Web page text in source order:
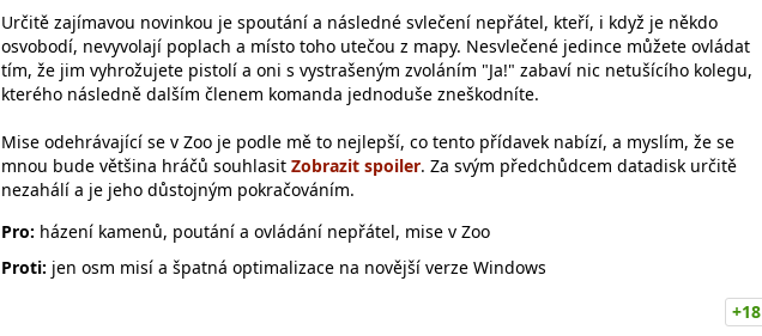
Určitě zajímavou novinkou je spoutání a následné svlečení nepřátel, kteří, i když je někdo
osvobodí, nevyvolají poplach a místo toho utečou z mapy. Nesvlečené jedince můžete ovládat
tím, že jim vyhrožujete pistolí a oni s vystrašeným zvoláním "Ja!" zabaví nic netušícího kolegu,
kterého následně dalším členem komanda jednoduše zneškodníte.
Mise odehrávající se v Zoo je podle mě to nejlepší, co tento přídavek nabízí, a myslím, že se
mnou bude většina hráčů souhlasit
. Za svým předchůdcem datadisk určitě
nezahálí a je jeho důstojným pokračováním.
Pro: házení kamenů, poutání a ovládání nepřátel, mise v Zoo
Proti: jen osm misí a špatná optimalizace na novější verze Windows
+18